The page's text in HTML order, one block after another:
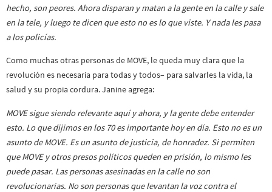
hecho, son peores. Ahora disparan y matan a la gente en la calle y sale
en la tele, y luego te dicen que esto no es lo que viste. Y nada les pasa
a los policías.
Como muchas otras personas de MOVE, le queda muy clara que la
revolución es necesaria para todas y todos– para salvarles la vida, la
salud y su propia cordura. Janine agrega:
MOVE sigue siendo relevante aquí y ahora, y la gente debe entender
esto. Lo que dijimos en los 70 es importante hoy en día. Esto no es un
asunto de MOVE. Es un asunto de justicia, de honradez. Si permiten
que MOVE y otros presos políticos queden en prisión, lo mismo les
puede pasar. Las personas asesinadas en la calle no son
revolucionarias. No son personas que levantan la voz contra el